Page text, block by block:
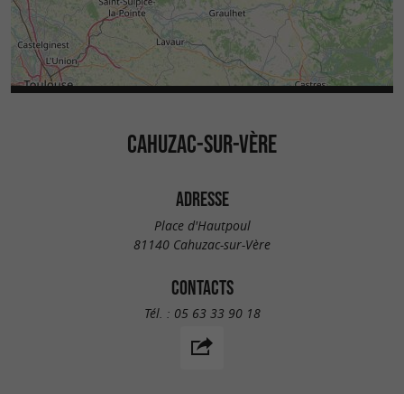
CAHUZAC-SUR-VÈRE
ADRESSE
Place d'Hautpoul
81140 Cahuzac-sur-Vère
CONTACTS
Tél. : 05 63 33 90 18